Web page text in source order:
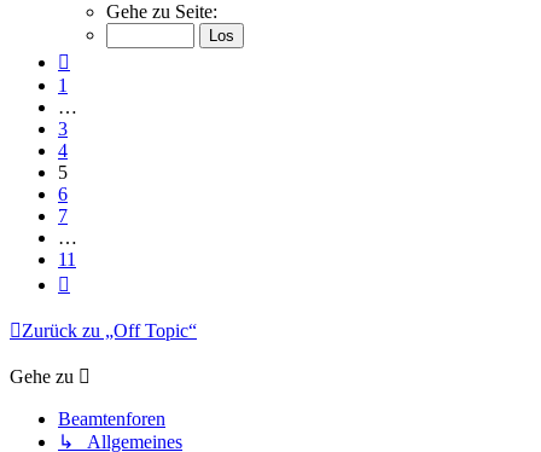
von
Gehe zu Seite:
1
…
3
4
5
6
7
…
11
Zurück zu „Off Topic“
Gehe zu
Beamtenforen
↳ Allgemeines